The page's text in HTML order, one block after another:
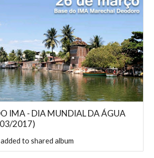
IMA - DIA MUNDIAL DA ÁGUA
2017)
to shared album